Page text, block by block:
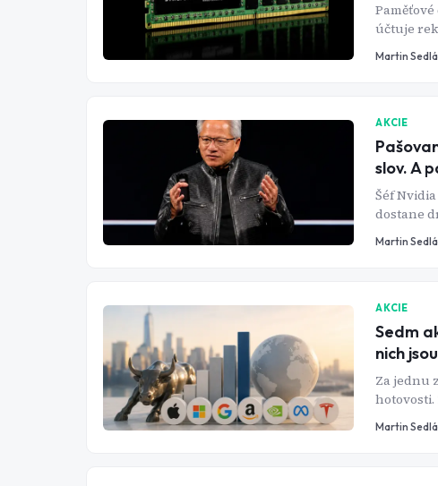
účtuje
na řadě
Martin
AKCIE
slov. A
Šéf
dostane
Skutečná
Martin
AKCIE
Sedm
nich
Za jednu
tenhle
Martin